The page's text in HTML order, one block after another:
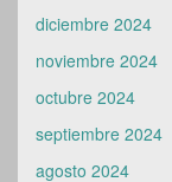
diciembre 2024
noviembre 2024
octubre 2024
septiembre 2024
agosto 2024